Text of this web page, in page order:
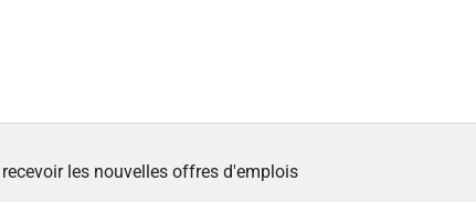
les nouvelles offres d'emplois